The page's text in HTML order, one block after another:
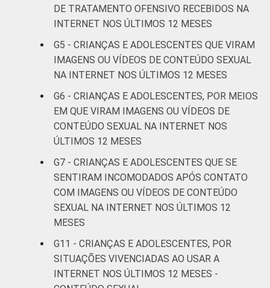
OU DO
ADOLESCENTE
De 11 a 12
De 13 a 14
anos
14
De 15 a 17
anos
15
FAMILIAR
Mais de 1
SM até 2 SM
11
SM até 3 SM
Mais de 3
DE TRATAMENTO OFENSIVO RECEBIDOS NA
INTERNET NOS ÚLTIMOS 12 MESES
G5 - CRIANÇAS E ADOLESCENTES QUE VIRAM
IMAGENS OU VÍDEOS DE CONTEÚDO SEXUAL
NA INTERNET NOS ÚLTIMOS 12 MESES
G6 - CRIANÇAS E ADOLESCENTES, POR MEIOS
EM QUE VIRAM IMAGENS OU VÍDEOS DE
CONTEÚDO SEXUAL NA INTERNET NOS
ÚLTIMOS 12 MESES
G7 - CRIANÇAS E ADOLESCENTES QUE SE
SENTIRAM INCOMODADOS APÓS CONTATO
COM IMAGENS OU VÍDEOS DE CONTEÚDO
SEXUAL NA INTERNET NOS ÚLTIMOS 12
MESES
G11 - CRIANÇAS E ADOLESCENTES, POR
SITUAÇÕES VIVENCIADAS AO USAR A
INTERNET NOS ÚLTIMOS 12 MESES -